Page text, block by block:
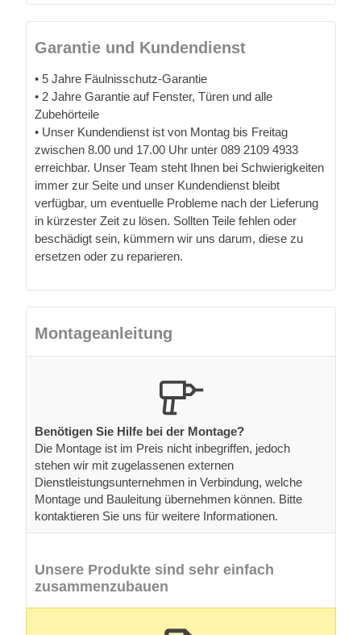
in kürzester Zeit zu lösen. Sollten Teile fehlen oder
beschädigt sein, kümmern wir uns darum, diese zu
ersetzen oder zu reparieren.
Montageanleitung
Benötigen Sie Hilfe bei der Montage?
Die Montage ist im Preis nicht inbegriffen, jedoch
stehen wir mit zugelassenen externen
Montage und Bauleitung übernehmen können. Bitte
kontaktieren Sie uns für weitere Informationen.
Unsere Produkte sind sehr einfach
Montageanleitungen
Jeder einzelne Schritt zum Aufbau unserer Produkte
wird in unseren Montageanleitungen genau erklärt.
anfordern